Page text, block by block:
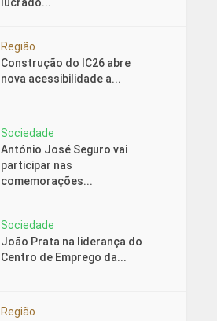
lucrado...
Região
Construção do IC26 abre
nova acessibilidade a...
Sociedade
António José Seguro vai
participar nas
comemorações...
Sociedade
João Prata na liderança do
Centro de Emprego da...
Região